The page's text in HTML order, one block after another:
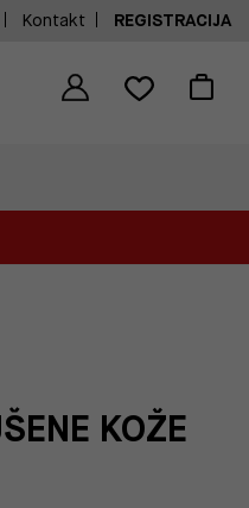
Kontakt REGISTRACIJA
KOŽE